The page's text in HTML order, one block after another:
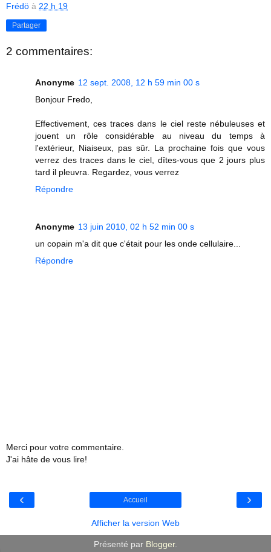
Frédö à 22 h 19
Partager
2 commentaires:
Anonyme 12 sept. 2008, 12 h 59 min 00 s
Bonjour Fredo,
Effectivement, ces traces dans le ciel reste nébuleuses et
jouent un rôle considérable au niveau du temps à
l'extérieur, Niaiseux, pas sûr. La prochaine fois que vous
verrez des traces dans le ciel, dîtes-vous que 2 jours plus
tard il pleuvra. Regardez, vous verrez
Répondre
Anonyme 13 juin 2010, 02 h 52 min 00 s
un copain m'a dit que c'était pour les onde cellulaire...
Répondre
Merci pour votre commentaire.
J'ai hâte de vous lire!
‹ ›
Accueil
Afficher la version Web
Présenté par Blogger.